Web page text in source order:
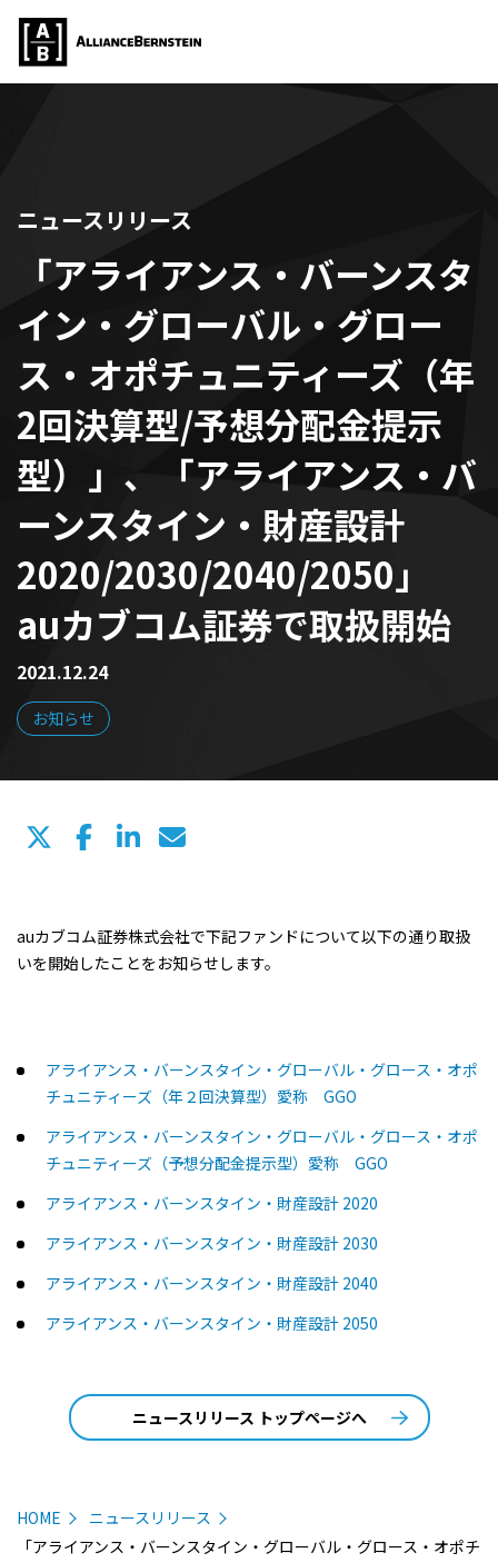
ニュースリリース
「アライアンス・バーンスタ
イン・グローバル・グロー
ス・オポチュニティーズ（年
2回決算型/予想分配金提示
型）」、「アライアンス・バ
ーンスタイン・財産設計
2020/2030/2040/2050」
auカブコム証券で取扱開始
2021.12.24
お知らせ
auカブコム証券株式会社で下記ファンドについて以下の通り取扱
いを開始したことをお知らせします。
アライアンス・バーンスタイン・グローバル・グロース・オポ
チュニティーズ（年２回決算型）愛称 GGO
アライアンス・バーンスタイン・グローバル・グロース・オポ
チュニティーズ（予想分配金提示型）愛称 GGO
アライアンス・バーンスタイン・財産設計 2020
アライアンス・バーンスタイン・財産設計 2030
アライアンス・バーンスタイン・財産設計 2040
アライアンス・バーンスタイン・財産設計 2050
ニュースリリース トップページへ
HOME
ニュースリリース
「アライアンス・バーンスタイン・グローバル・グロース・オポチ